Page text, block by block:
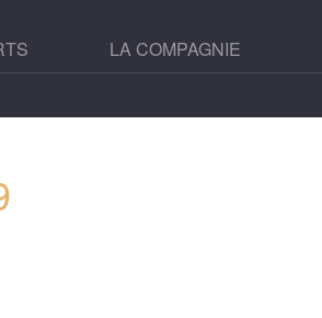
LA COMPAGNIE